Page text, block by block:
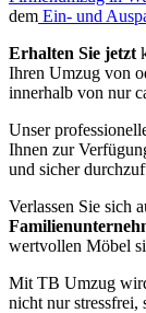
dem Ein- und
Erhalten Sie jetzt
Ihren Umzug von
innerhalb von nur
Unser
Ihnen zur
und sicher
Verlassen Sie sich
wertvollen Möbel
Mit TB Umzug
nicht nur stressfrei,